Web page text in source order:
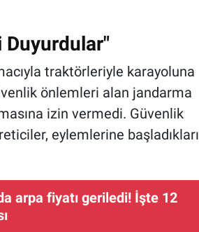
Duyurdular"
traktörleriyle karayoluna
önlemleri alan jandarma
izin vermedi. Güvenlik
eylemlerine başladıkları
arpa fiyatı geriledi! İşte 12